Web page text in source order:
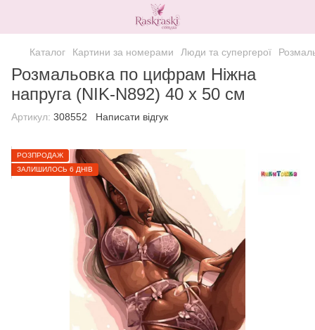
Каталог Картини за номерами Люди та супергерої
Розмальовка по цифрам Ніжна
напруга (NIK-N892) 40 х 50 см
Артикул: 308552 Написати відгук
РОЗПРОДАЖ
ЗАЛИШИЛОСЬ 6 ДНІВ